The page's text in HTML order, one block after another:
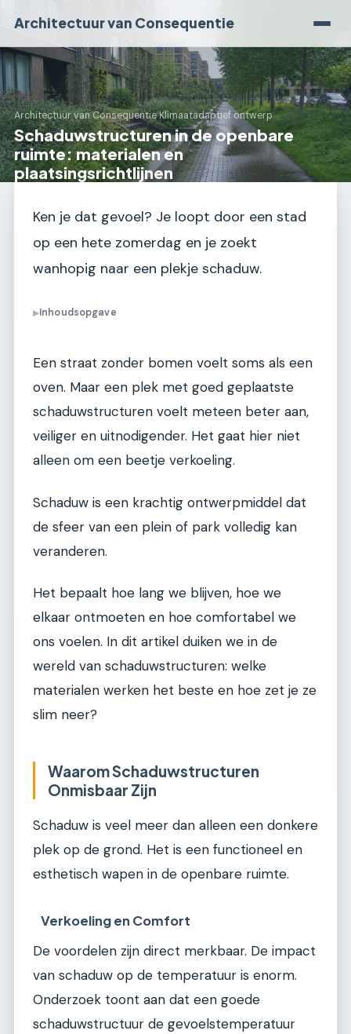
Architectuur van Consequentie
Architectuur van Consequentie›Klimaatadaptief ontwerp
Schaduwstructuren in de openbare
ruimte: materialen en
plaatsingsrichtlijnen
Ken je dat gevoel? Je loopt door een stad
op een hete zomerdag en je zoekt
wanhopig naar een plekje schaduw.
▶Inhoudsopgave
Een straat zonder bomen voelt soms als een
oven. Maar een plek met goed geplaatste
schaduwstructuren voelt meteen beter aan,
veiliger en uitnodigender. Het gaat hier niet
alleen om een beetje verkoeling.
Schaduw is een krachtig ontwerpmiddel dat
de sfeer van een plein of park volledig kan
veranderen.
Het bepaalt hoe lang we blijven, hoe we
elkaar ontmoeten en hoe comfortabel we
ons voelen. In dit artikel duiken we in de
wereld van schaduwstructuren: welke
materialen werken het beste en hoe zet je ze
slim neer?
Waarom Schaduwstructuren
Onmisbaar Zijn
Schaduw is veel meer dan alleen een donkere
plek op de grond. Het is een functioneel en
esthetisch wapen in de openbare ruimte.
Verkoeling en Comfort
De voordelen zijn direct merkbaar. De impact
van schaduw op de temperatuur is enorm.
Onderzoek toont aan dat een goede
schaduwstructuur de gevoelstemperatuur